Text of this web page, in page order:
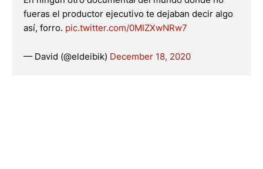
fueras el productor ejecutivo te dejaban decir algo
así, forro. pic.twitter.com/0MIZXwNRw7
— David (@eldeibik) December 18, 2020